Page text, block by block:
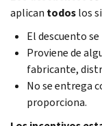
aplican todoslos
El descuento
Proviene de
fabricante,
No se entrega
proporciona.